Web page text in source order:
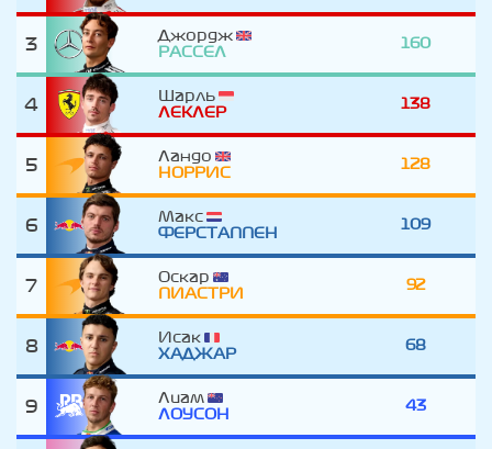
3
Джордж
РАССЕЛ
160
4
Шарль
ЛЕКЛЕР
138
5
Ландо
НОРРИС
128
6
Макс
ФЕРСТАППЕН
109
7
Оскар
ПИАСТРИ
92
8
Исак
ХАДЖАР
68
9
Лиам
ЛОУСОН
43